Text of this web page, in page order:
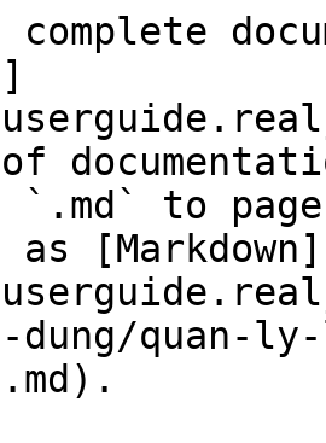
`.md` to
[Markdown]
dung/quan-